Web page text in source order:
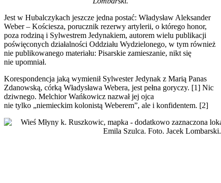
Jest w Hubalczykach jeszcze jedna postać: Władysław Aleksander
Weber – Kościesza, porucznik rezerwy artylerii, o którego honor,
poza rodziną i Sylwestrem Jedynakiem, autorem wielu publikacji
poświęconych działalności Oddziału Wydzielonego, w tym również
nie publikowanego materiału: Pisarskie zamieszanie, nikt się
nie upomniał.
Korespondencja jaką wymienił Sylwester Jedynak z Marią Panas
Zdanowską, córką Władysława Webera, jest pełna goryczy. [1] Nic
dziwnego. Melchior Wańkowicz nazwał jej ojca
nie tylko „niemieckim kolonistą Weberem”, ale i konfidentem. [2]